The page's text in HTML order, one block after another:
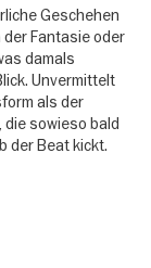
Geschehen
der Fantasie oder
damals
Unvermittelt
als der
sowieso bald
der Beat kickt.